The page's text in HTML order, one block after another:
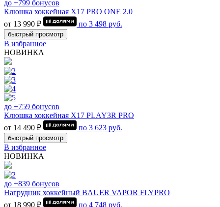
до +799 бонусов
Клюшка хоккейная Х17 PRO ONE 2.0
от 13 990 ₽
по 3 498 руб.
быстрый просмотр
В избранное
НОВИНКА
до +759 бонусов
Клюшка хоккейная Х17 PLAY3R PRO
от 14 490 ₽
по 3 623 руб.
быстрый просмотр
В избранное
НОВИНКА
до +839 бонусов
Нагрудник хоккейный BAUER VAPOR FLYPRO
от 18 990 ₽
по 4 748 руб.